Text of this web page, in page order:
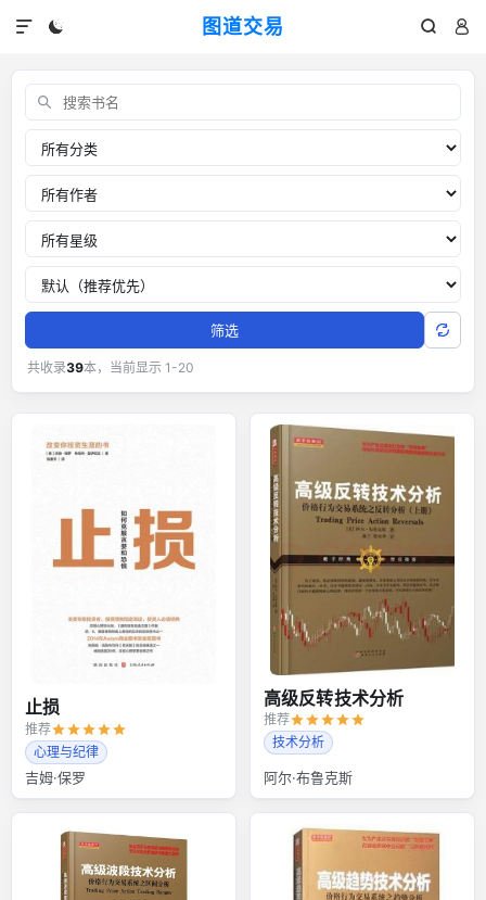
图道交易
  

交易书单：外汇黄金交易经典书籍
关键词
分类
作者
推荐星级
排序
筛选
共收录39本，当前显示 1-20
止损
推荐
心理与纪律
吉姆·保罗
高级反转技术分析
推荐
技术分析
阿尔·布鲁克斯